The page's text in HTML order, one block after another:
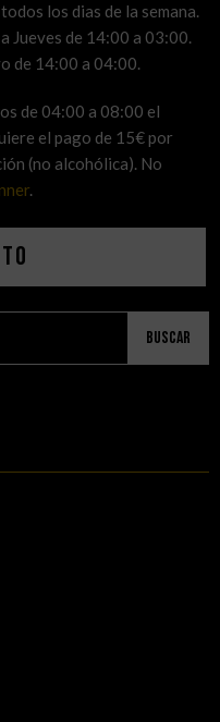
los dias de la semana.
Jueves de 14:00 a 03:00.
de 14:00 a 04:00.
de 04:00 a 08:00 el
el pago de 15€ por
(no alcohólica). No
.
Buscar